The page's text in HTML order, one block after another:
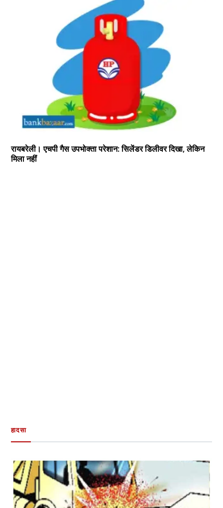
रायबरेली। एचपी गैस उपभोक्ता परेशान: सिलेंडर डिलीवर दिखा, लेकिन
मिला नहीं
हादसा